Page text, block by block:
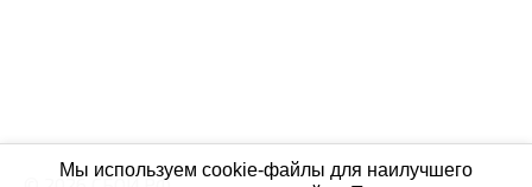
Мы используем cookie-файлы для наилучшего